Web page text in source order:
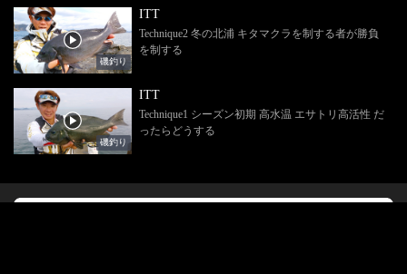
磯釣り
ITT
Technique2 冬の北浦 キタマクラを制する者が勝負
を制する
磯釣り
ITT
Technique1 シーズン初期 高水温 エサトリ高活性 だ
ったらどうする